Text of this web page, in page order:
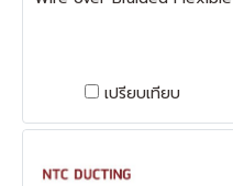
เปรียบเทียบ